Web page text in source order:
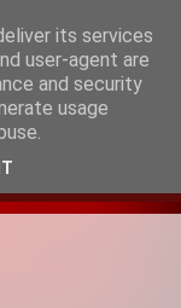
del
la
its services
user-agent are
and security
usage